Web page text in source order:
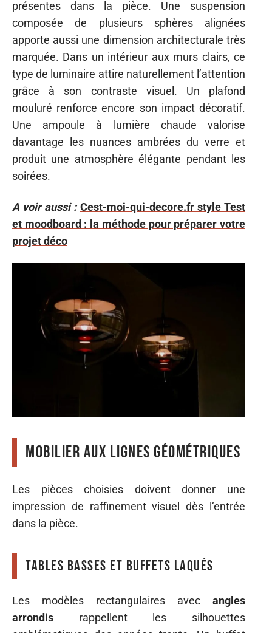
présentes dans la pièce. Une suspension
composée de plusieurs sphères alignées
apporte aussi une dimension architecturale très
marquée. Dans un intérieur aux murs clairs, ce
type de luminaire attire naturellement l’attention
grâce à son contraste visuel. Un plafond
mouluré renforce encore son impact décoratif.
Une ampoule à lumière chaude valorise
davantage les nuances ambrées du verre et
produit une atmosphère élégante pendant les
soirées.
A voir aussi : Cest-moi-qui-decore.fr style Test
et moodboard : la méthode pour préparer votre
projet déco
Mobilier aux lignes géométriques
Les pièces choisies doivent donner une
impression de raffinement visuel dès l’entrée
dans la pièce.
Tables basses et buffets laqués
Les modèles rectangulaires avec angles
arrondis rappellent les silhouettes